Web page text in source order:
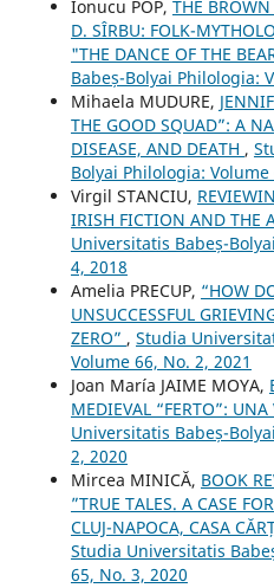
Ionucu POP, THE
D. SÎRBU: FOLK-
"THE DANCE OF THE
Babeș-Bolyai Philologia:
Mihaela MUDURE,
THE GOOD SQUAD”: A
DISEASE, AND DEATH ,
Bolyai Philologia: Volume
Virgil STANCIU,
IRISH FICTION AND THE
Universitatis Babeș-
4, 2018
Amelia PRECUP, “HOW
UNSUCCESSFUL
ZERO” , Studia
Volume 66, No. 2, 2021
Joan María JAIME MOYA,
MEDIEVAL “FERTO”:
Universitatis Babeș-
2, 2020
Mircea MINICĂ, BOOK
”TRUE TALES. A CASE
CLUJ-NAPOCA, CASA
Studia Universitatis
65, No. 3, 2020